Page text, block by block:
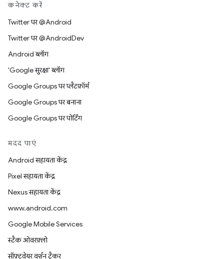
कनेक्ट करें
Twitter पर @Android
Twitter पर @AndroidDev
Android ब्लॉग
'Google सुरक्षा' ब्लॉग
Google Groups पर प्लैटफ़ॉर्म
Google Groups पर बनाना
Google Groups पर पोर्टिंग
मदद पाएं
Android सहायता केंद्र
Pixel सहायता केंद्र
Nexus सहायता केंद्र
www.android.com
Google Mobile Services
स्टैक ओवरफ़्लो
सॉफ़्टवेयर वर्शन ट्रैकर